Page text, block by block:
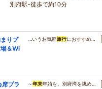
別府駅-徒歩で約10分
りプ
＆Wi
…いうお気軽旅行におすすめ…
プラ
～年末年始を、別府湾を眺め…